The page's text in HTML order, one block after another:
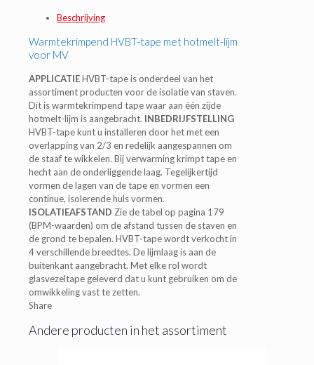
Beschrijving
Warmtekrimpend HVBT-tape met hotmelt-lijm
voor MV
APPLICATIEHVBT-tape is onderdeel van het
assortiment producten voor de isolatie van staven.
Dit is warmtekrimpend tape waar aan één zijde
hotmelt-lijm is aangebracht. INBEDRIJFSTELLING
HVBT-tape kunt u installeren door het met een
overlapping van 2/3 en redelijk aangespannen om
de staaf te wikkelen. Bij verwarming krimpt tape en
hecht aan de onderliggende laag. Tegelijkertijd
vormen de lagen van de tape en vormen een
continue, isolerende huls vormen.
ISOLATIEAFSTAND Zie de tabel op pagina 179
(BPM-waarden) om de afstand tussen de staven en
de grond te bepalen. HVBT-tape wordt verkocht in
4 verschillende breedtes. De lijmlaag is aan de
buitenkant aangebracht. Met elke rol wordt
glasvezeltape geleverd dat u kunt gebruiken om de
omwikkeling vast te zetten.
Share
Andere producten in het assortiment